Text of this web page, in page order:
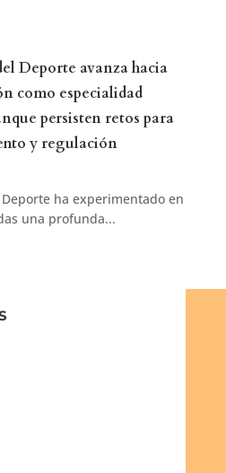
Deporte avanza hacia
como especialidad
persisten retos para
y regulación
ha experimentado en
una profunda...